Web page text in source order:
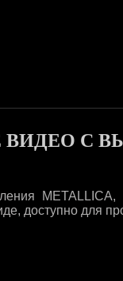
С
METALLICA,
доступно для